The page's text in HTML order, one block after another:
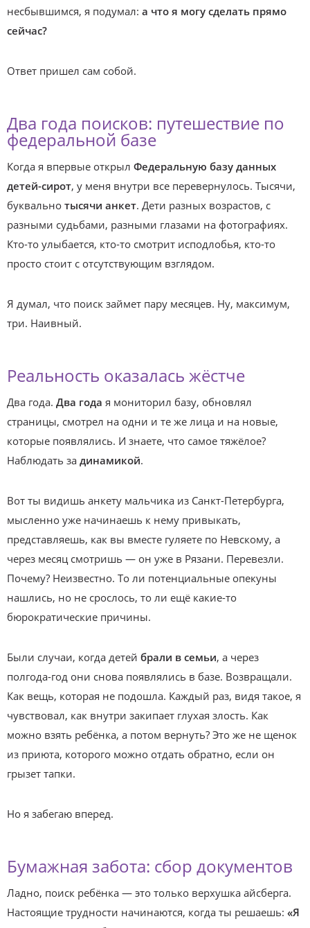
несбывшимся, я подумал: а что я могу сделать прямо
сейчас?
Ответ пришел сам собой.
Два года поисков: путешествие по
федеральной базе
Когда я впервые открыл Федеральную базу данных
детей-сирот, у меня внутри все перевернулось. Тысячи,
буквально тысячи анкет. Дети разных возрастов, с
разными судьбами, разными глазами на фотографиях.
Кто-то улыбается, кто-то смотрит исподлобья, кто-то
просто стоит с отсутствующим взглядом.
Я думал, что поиск займет пару месяцев. Ну, максимум,
три. Наивный.
Реальность оказалась жёстче
Два года. Два года я мониторил базу, обновлял
страницы, смотрел на одни и те же лица и на новые,
которые появлялись. И знаете, что самое тяжёлое?
Наблюдать за динамикой.
Вот ты видишь анкету мальчика из Санкт-Петербурга,
мысленно уже начинаешь к нему привыкать,
представляешь, как вы вместе гуляете по Невскому, а
через месяц смотришь — он уже в Рязани. Перевезли.
Почему? Неизвестно. То ли потенциальные опекуны
нашлись, но не срослось, то ли ещё какие-то
бюрократические причины.
Были случаи, когда детей брали в семьи, а через
полгода-год они снова появлялись в базе. Возвращали.
Как вещь, которая не подошла. Каждый раз, видя такое, я
чувствовал, как внутри закипает глухая злость. Как
можно взять ребёнка, а потом вернуть? Это же не щенок
из приюта, которого можно отдать обратно, если он
грызет тапки.
Но я забегаю вперед.
Бумажная забота: сбор документов
Ладно, поиск ребёнка — это только верхушка айсберга.
Настоящие трудности начинаются, когда ты решаешь: «Я